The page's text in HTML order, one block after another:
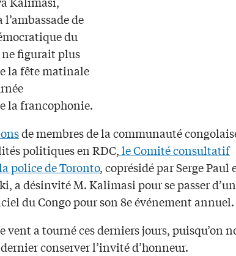
l’ambassade de
du
ne figurait plus
la fête matinale
la francophonie.
de membres de la communauté
politiques en RDC,le Comité consultatif
police de Toronto, coprésidé par Serge Paul
a désinvité M. Kalimasi pour se passer d’un
du Congo pour son 8e événement annuel.
vent a tourné ces derniers jours, puisqu’on
conserver l’invité d’honneur.